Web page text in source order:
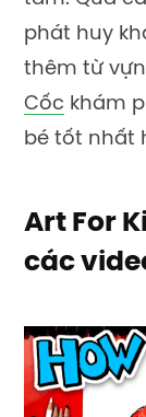
phát huy
thêm từ
Cốc khám
bé tốt nhất
Art For
các